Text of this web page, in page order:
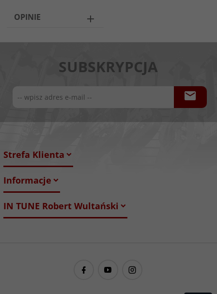
OPINIE
SUBSKRYPCJA
Strefa Klienta
Informacje
IN TUNE Robert Wultański
guitarproject@guitarproject.pl